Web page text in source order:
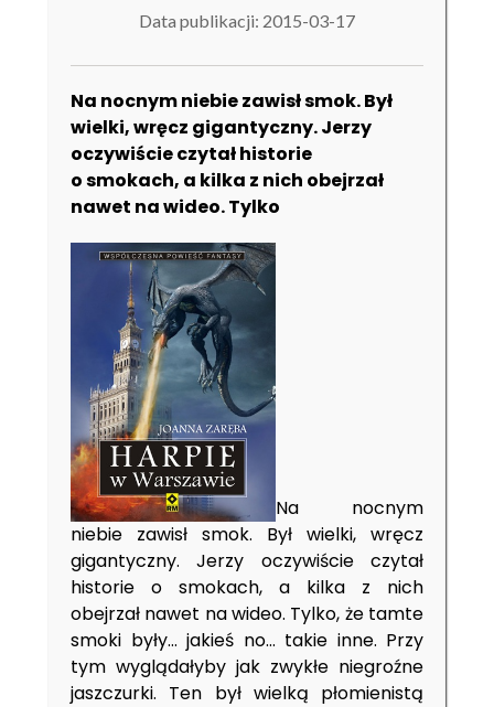
Data publikacji: 2015-03-17
Na nocnym niebie zawisł smok. Był
wielki, wręcz gigantyczny. Jerzy
oczywiście czytał historie
o smokach, a kilka z nich obejrzał
nawet na wideo. Tylko
Na nocnym
niebie zawisł smok. Był wielki, wręcz
gigantyczny. Jerzy oczywiście czytał
historie o smokach, a kilka z nich
obejrzał nawet na wideo. Tylko, że tamte
smoki były… jakieś no… takie inne. Przy
tym wyglądałyby jak zwykłe niegroźne
jaszczurki. Ten był wielką płomienistą